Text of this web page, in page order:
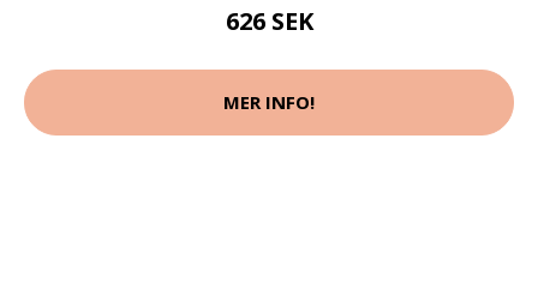
626 SEK
MER INFO!